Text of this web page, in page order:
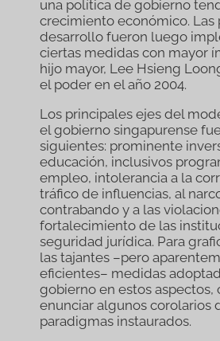
una política de gobierno
crecimiento económico. Las
desarrollo fueron luego
ciertas medidas con mayor
hijo mayor, Lee Hsieng
el poder en el año 2004.
Los principales ejes del
el gobierno singapurense
siguientes: prominente
educación, inclusivos
empleo, intolerancia a la
tráfico de influencias, al
contrabando y a las
fortalecimiento de las
seguridad jurídica. Para
las tajantes –pero
eficientes– medidas
gobierno en estos aspectos,
enunciar algunos corolarios
paradigmas instaurados.